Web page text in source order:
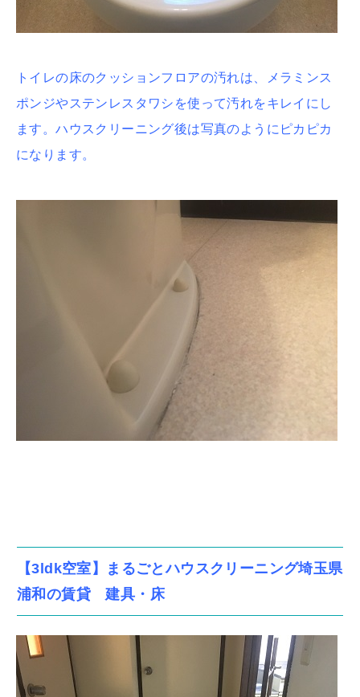
トイレの床のクッションフロアの汚れは、メラミンス
ポンジやステンレスタワシを使って汚れをキレイにし
ます。ハウスクリーニング後は写真のようにピカピカ
になります。
【3ldk空室】まるごとハウスクリーニング埼玉県
浦和の賃貸 建具・床